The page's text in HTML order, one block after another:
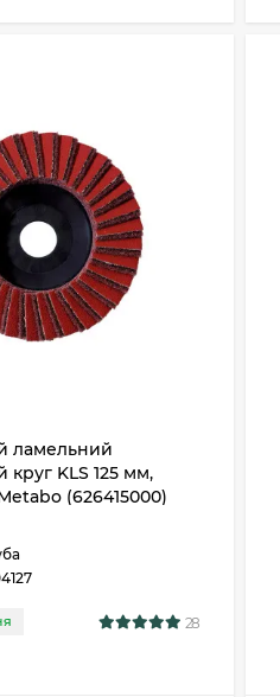
ламельний
круг KLS 125 мм,
(626415000)
28